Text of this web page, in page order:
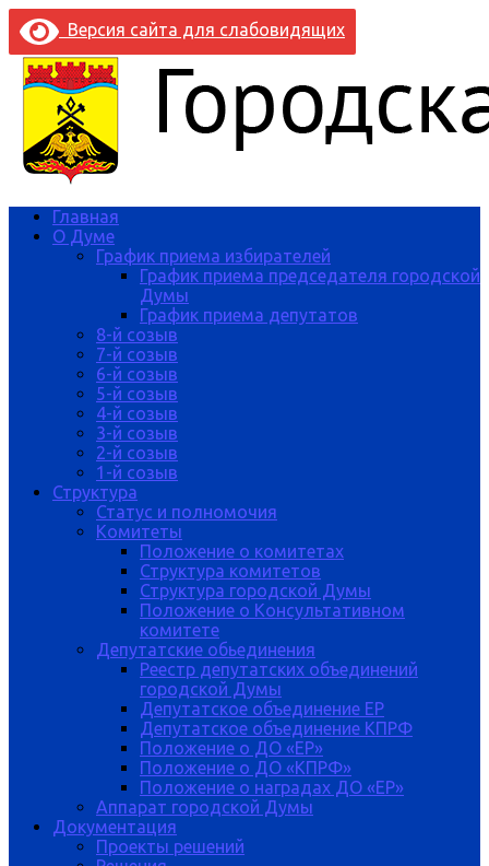
Версия сайта для слабовидящих
Главная
О Думе
График приема избирателей
График приема председателя городской
Думы
График приема депутатов
8-й созыв
7-й созыв
6-й созыв
5-й созыв
4-й созыв
3-й созыв
2-й созыв
1-й созыв
Структура
Статус и полномочия
Комитеты
Положение о комитетах
Структура комитетов
Структура городской Думы
Положение о Консультативном
комитете
Депутатские обьединения
Реестр депутатских объединений
городской Думы
Депутатское объединение ЕР
Депутатское объединение КПРФ
Положение о ДО «ЕР»
Положение о ДО «КПРФ»
Положение о наградах ДО «ЕР»
Аппарат городской Думы
Документация
Проекты решений